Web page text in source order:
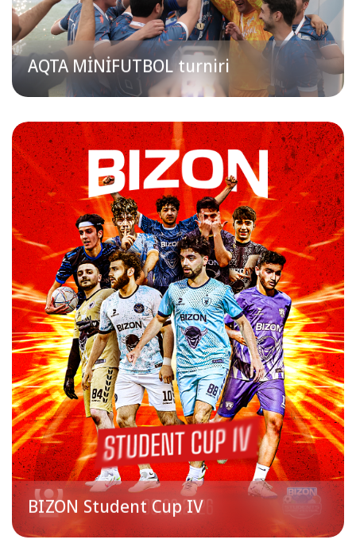
AQTA MİNİFUTBOL turniri
Qeydiyyat bağlıdır
BIZON Student Cup IV